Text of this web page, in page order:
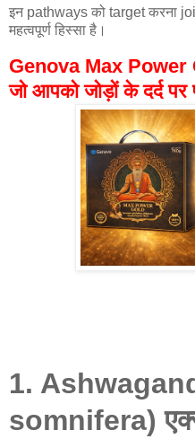
इन pathways को target करना
महत्वपूर्ण हिस्सा है।
Genova Max Power
जो आपको जोड़ों के दर्द पर
1.
somnifera)